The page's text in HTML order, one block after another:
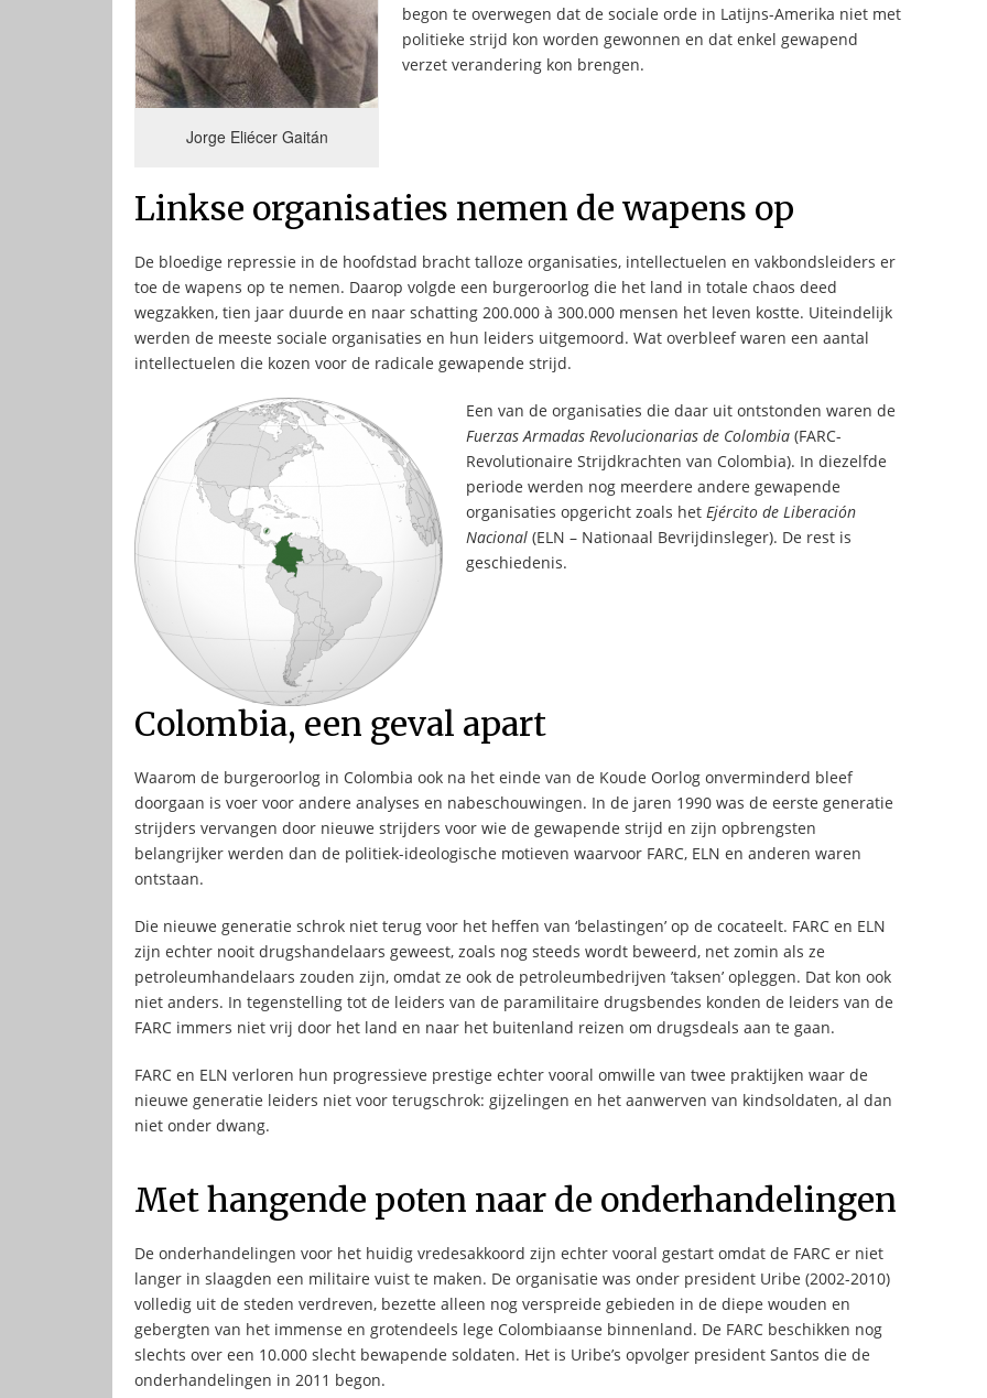
Jorge Eliécer Gaitán
begon te overwegen dat de sociale orde in Latijns-Amerika niet met
politieke strijd kon worden gewonnen en dat enkel gewapend
verzet verandering kon brengen.
Linkse organisaties nemen de wapens op
De bloedige repressie in de hoofdstad bracht talloze organisaties, intellectuelen en vakbondsleiders er
toe de wapens op te nemen. Daarop volgde een burgeroorlog die het land in totale chaos deed
wegzakken, tien jaar duurde en naar schatting 200.000 à 300.000 mensen het leven kostte. Uiteindelijk
werden de meeste sociale organisaties en hun leiders uitgemoord. Wat overbleef waren een aantal
intellectuelen die kozen voor de radicale gewapende strijd.
Een van de organisaties die daar uit ontstonden waren de
Fuerzas Armadas Revolucionarias de Colombia (FARC-
Revolutionaire Strijdkrachten van Colombia). In diezelfde
periode werden nog meerdere andere gewapende
organisaties opgericht zoals het Ejército de Liberación
Nacional (ELN – Nationaal Bevrijdinsleger). De rest is
geschiedenis.
Colombia, een geval apart
Waarom de burgeroorlog in Colombia ook na het einde van de Koude Oorlog onverminderd bleef
doorgaan is voer voor andere analyses en nabeschouwingen. In de jaren 1990 was de eerste generatie
strijders vervangen door nieuwe strijders voor wie de gewapende strijd en zijn opbrengsten
belangrijker werden dan de politiek-ideologische motieven waarvoor FARC, ELN en anderen waren
ontstaan.
Die nieuwe generatie schrok niet terug voor het heffen van ‘belastingen’ op de cocateelt. FARC en ELN
zijn echter nooit drugshandelaars geweest, zoals nog steeds wordt beweerd, net zomin als ze
petroleumhandelaars zouden zijn, omdat ze ook de petroleumbedrijven ’taksen’ opleggen. Dat kon ook
niet anders. In tegenstelling tot de leiders van de paramilitaire drugsbendes konden de leiders van de
FARC immers niet vrij door het land en naar het buitenland reizen om drugsdeals aan te gaan.
FARC en ELN verloren hun progressieve prestige echter vooral omwille van twee praktijken waar de
nieuwe generatie leiders niet voor terugschrok: gijzelingen en het aanwerven van kindsoldaten, al dan
niet onder dwang.
Met hangende poten naar de onderhandelingen
De onderhandelingen voor het huidig vredesakkoord zijn echter vooral gestart omdat de FARC er niet
langer in slaagden een militaire vuist te maken. De organisatie was onder president Uribe (2002-2010)
volledig uit de steden verdreven, bezette alleen nog verspreide gebieden in de diepe wouden en
gebergten van het immense en grotendeels lege Colombiaanse binnenland. De FARC beschikken nog
slechts over een 10.000 slecht bewapende soldaten. Het is Uribe’s opvolger president Santos die de
onderhandelingen in 2011 begon.